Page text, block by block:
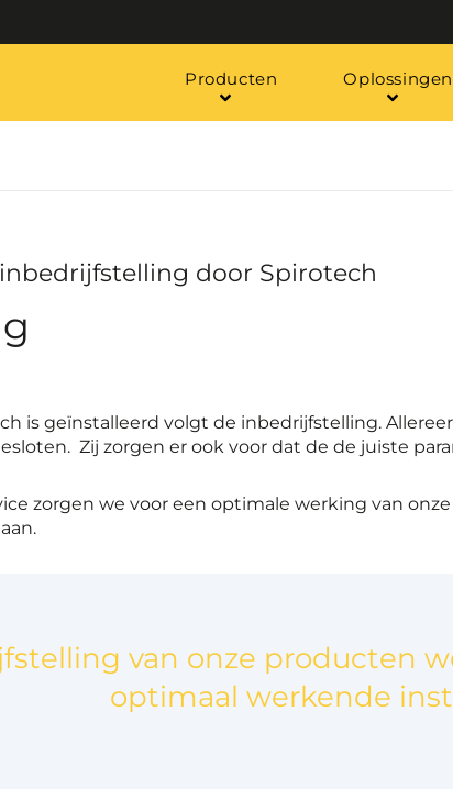
Producten Oplossingen
door Spirotech
is geïnstalleerd volgt de inbedrijfstelling.
Zij zorgen er ook voor dat de de juiste
zorgen we voor een optimale werking van
van onze producten
optimaal werkende